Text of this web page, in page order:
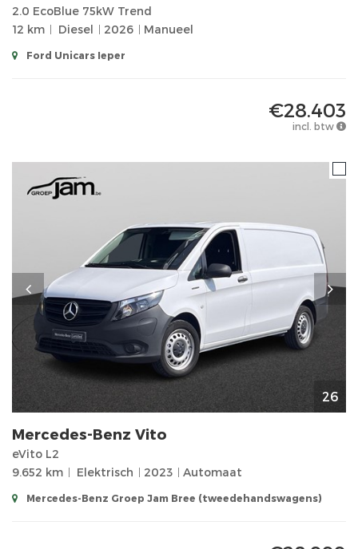
2.0 EcoBlue 75kW Trend
12 km
Diesel 2026 Manueel
Ford Unicars Ieper
€28.403
incl. btw
26
Mercedes-Benz Vito
eVito L2
9.652 km
Elektrisch 2023 Automaat
Mercedes-Benz Groep Jam Bree (tweedehandswagens)